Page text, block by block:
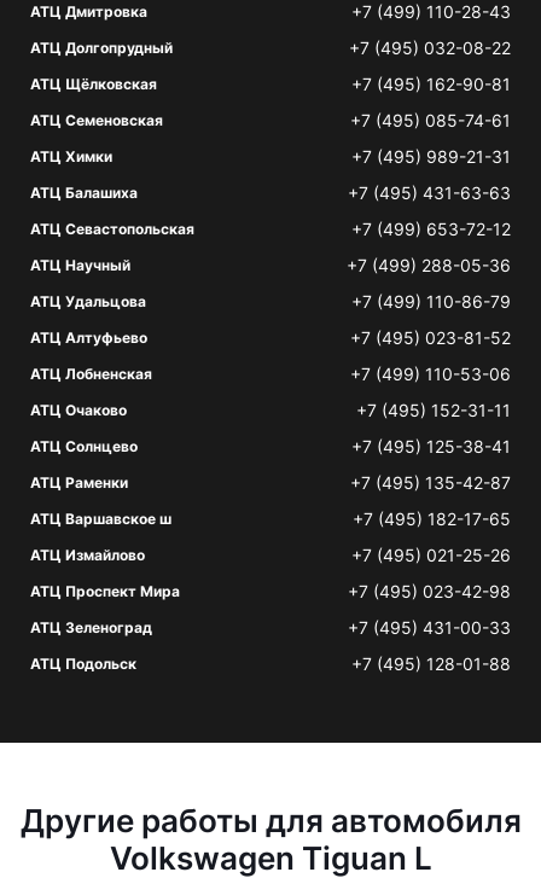
АТЦ Дмитровка +7 (499) 110-28-43
АТЦ Долгопрудный +7 (495) 032-08-22
АТЦ Щёлковская +7 (495) 162-90-81
АТЦ Семеновская +7 (495) 085-74-61
АТЦ Химки +7 (495) 989-21-31
АТЦ Балашиха +7 (495) 431-63-63
АТЦ Севастопольская +7 (499) 653-72-12
АТЦ Научный +7 (499) 288-05-36
АТЦ Удальцова +7 (499) 110-86-79
АТЦ Алтуфьево +7 (495) 023-81-52
АТЦ Лобненская +7 (499) 110-53-06
АТЦ Очаково +7 (495) 152-31-11
АТЦ Солнцево +7 (495) 125-38-41
АТЦ Раменки +7 (495) 135-42-87
АТЦ Варшавское ш +7 (495) 182-17-65
АТЦ Измайлово +7 (495) 021-25-26
АТЦ Проспект Мира +7 (495) 023-42-98
АТЦ Зеленоград +7 (495) 431-00-33
АТЦ Подольск +7 (495) 128-01-88
Другие работы для автомобиля
Volkswagen Tiguan L